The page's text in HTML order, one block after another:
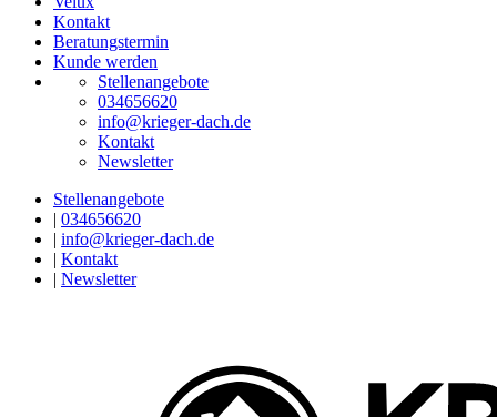
Kontakt
Beratungstermin
Kunde werden
Stellenangebote
034656620
info@krieger-dach.de
Kontakt
Newsletter
Stellenangebote
| 034656620
| info@krieger-dach.de
| Kontakt
| Newsletter